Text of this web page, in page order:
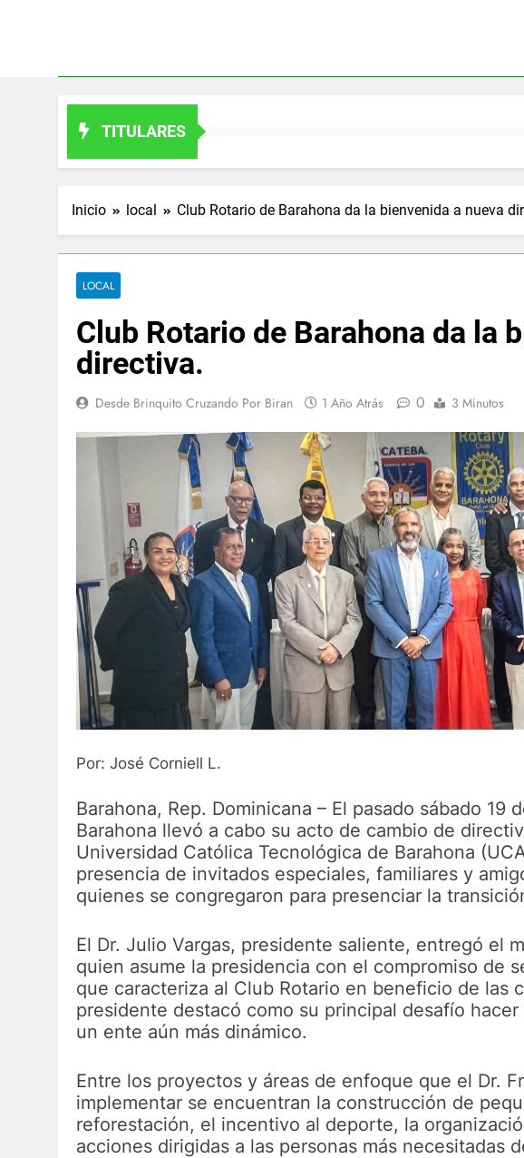
TITULARES
Inicio local Club Rotario de Barahona da la bienvenida a nueva
LOCAL
Club Rotario de Barahona da la
directiva.
Desde Brinquito Cruzando Por Biran 1 Año Atrás 0 3 Minutos
Por: José Corniell L.
Barahona, Rep. Dominicana – El pasado sábado 19
Barahona llevó a cabo su acto de cambio de
Universidad Católica Tecnológica de Barahona
presencia de invitados especiales, familiares y
quienes se congregaron para presenciar la
El Dr. Julio Vargas, presidente saliente, entregó el
quien asume la presidencia con el compromiso de
que caracteriza al Club Rotario en beneficio de las
presidente destacó como su principal desafío
un ente aún más dinámico.
Entre los proyectos y áreas de enfoque que el Dr.
implementar se encuentran la construcción de
reforestación, el incentivo al deporte, la
acciones dirigidas a las personas más necesitadas